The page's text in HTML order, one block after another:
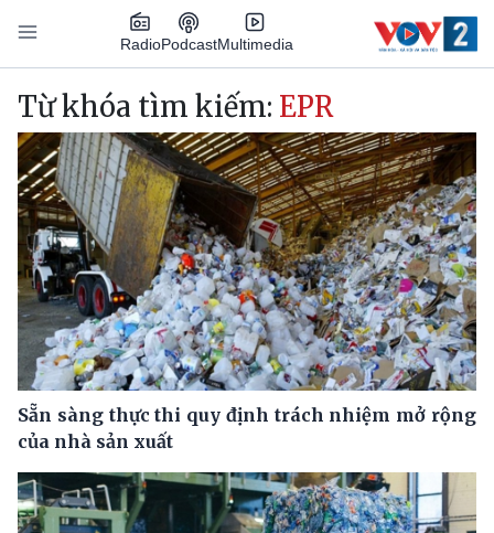
Nhảy đến nội dung
RadioPodcastMultimedia
Main navigation
Từ khóa tìm kiếm: EPR
Sẵn sàng thực thi quy định trách nhiệm mở rộng
của nhà sản xuất